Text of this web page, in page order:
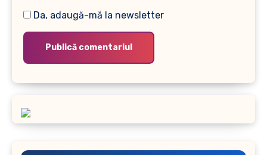
Da, adaugă-mă la newsletter